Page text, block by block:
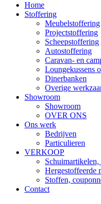
Home
Stoffering
Meubelstoffering
Projectstoffering
Scheepstoffering
Autostoffering
Caravan- en
Loungekussens
Dinerbanken
Overige
Showroom
Showroom
OVER ONS
Ons werk
Bedrijven
Particulieren
VERKOOP
Schuimartikelen,
Hergestoffeerde
Stoffen,
Contact